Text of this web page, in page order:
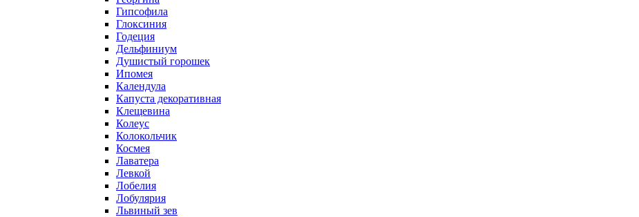
Гипсофила
Глоксиния
Годеция
Дельфиниум
Душистый горошек
Ипомея
Календула
Капуста декоративная
Клещевина
Колеус
Колокольчик
Космея
Лаватера
Левкой
Лобелия
Лобулярия
Львиный зев